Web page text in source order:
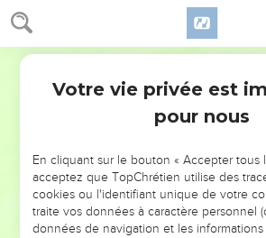
NE MANQUEZ PAS
DE L’ANNÉE
ET SI LEURS ERREURS POUVAIENT
VOTRES ?
Votre vie privée est
pour nous
En cliquant sur le bouton « Accepter tous
acceptez que TopChrétien utilise des
cookies ou l'identifiant unique de votre
traite vos données à caractère personnel
données de navigation et les